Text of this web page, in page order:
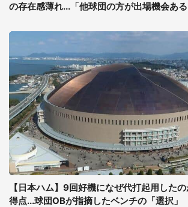
の存在感薄れ...「他球団の方が出場機会あ
【日本ハム】9回好機になぜ代打起用した
得点...球団OBが指摘したベンチの「選択」